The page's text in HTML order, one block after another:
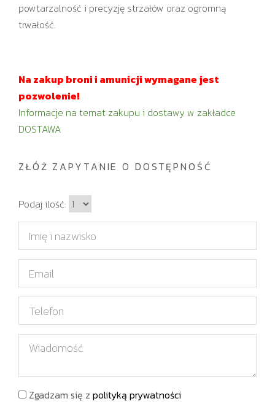
powtarzalność i precyzję strzałów oraz ogromną
trwałość.
Na zakup broni i amunicji wymagane jest
pozwolenie!
Informacje na temat zakupu i dostawy w zakładce
DOSTAWA
ZŁÓŻ ZAPYTANIE O DOSTĘPNOŚĆ
I
l
ś
Podaj ilość:
m
i
i
a
i
s
m
a
l
e
l
o
n
a
d Zgadzam się z polityką prywatności